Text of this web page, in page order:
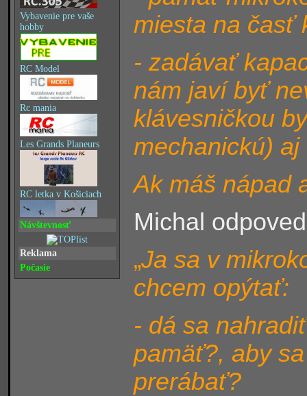
Vybavenie pre vaše
hobby
RC Model
Rc mania
Les Grands Planeurs
RC letka v Košiciach
Návštevnosť
Reklama
Počasie
miesta na časť
- zadávať
nám javí byť
klávesničkou
mechanickú) aj
Ak máš nápad
Michal
„Ja sa v
chcem opýtať:
- dá sa
pamäť?, aby
prerábať?